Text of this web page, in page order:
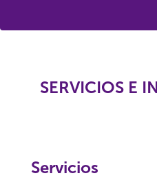
SERVICIOS E
Servicios